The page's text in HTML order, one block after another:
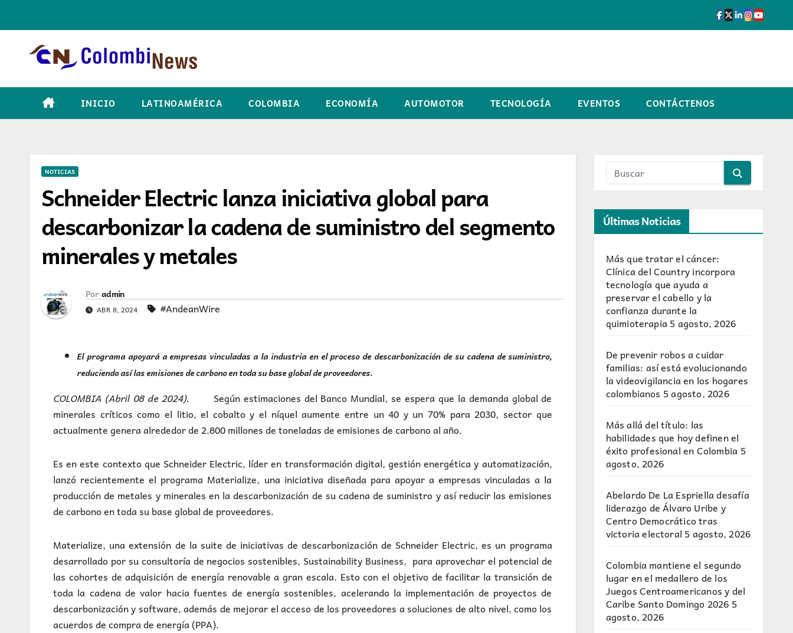
INICIO LATINOAMÉRICA COLOMBIA ECONOMÍA AUTOMOTOR TECNOLOGÍA EVENTOS CONTÁCTENOS
NOTICIAS
Schneider Electric lanza iniciativa global para
descarbonizar la cadena de suministro del segmento
minerales y metales
Por admin
ABR 8, 2024 #AndeanWire
El programa apoyará a empresas vinculadas a la industria en el proceso de descarbonización de su cadena de suministro,
reduciendo así las emisiones de carbono en toda su base global de proveedores.
COLOMBIA (Abril 08 de 2024). Según estimaciones del Banco Mundial, se espera que la demanda global de
minerales críticos como el litio, el cobalto y el níquel aumente entre un 40 y un 70% para 2030, sector que
actualmente genera alrededor de 2.800 millones de toneladas de emisiones de carbono al año.
Es en este contexto que Schneider Electric, líder en transformación digital, gestión energética y automatización,
lanzó recientemente el programa Materialize, una iniciativa diseñada para apoyar a empresas vinculadas a la
producción de metales y minerales en la descarbonización de su cadena de suministro y así reducir las emisiones
de carbono en toda su base global de proveedores.
Materialize, una extensión de la suite de iniciativas de descarbonización de Schneider Electric, es un programa
desarrollado por su consultoría de negocios sostenibles, Sustainability Business, para aprovechar el potencial de
las cohortes de adquisición de energía renovable a gran escala. Esto con el objetivo de facilitar la transición de
toda la cadena de valor hacia fuentes de energía sostenibles, acelerando la implementación de proyectos de
descarbonización y software, además de mejorar el acceso de los proveedores a soluciones de alto nivel, como los
acuerdos de compra de energía (PPA).
Últimas Noticias
Más que tratar el cáncer:
Clínica del Country incorpora
tecnología que ayuda a
preservar el cabello y la
confianza durante la
quimioterapia5 agosto, 2026
De prevenir robos a cuidar
familias: así está evolucionando
la videovigilancia en los hogares
colombianos 5 agosto, 2026
Más allá del título: las
habilidades que hoy definen el
éxito profesional en Colombia 5
agosto, 2026
Abelardo De La Espriella desafía
liderazgo de Álvaro Uribe y
Centro Democrático tras
victoria electoral 5 agosto, 2026
Colombia mantiene el segundo
lugar en el medallero de los
Juegos Centroamericanos y del
Caribe Santo Domingo 2026 5
agosto, 2026